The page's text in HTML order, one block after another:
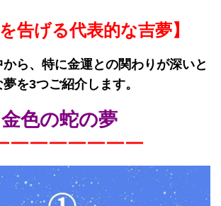
告げる代表的な吉夢】
ら、特に金運との関わりが深いと
を3つご紹介します。
色の蛇の夢
￣￣￣￣￣￣￣